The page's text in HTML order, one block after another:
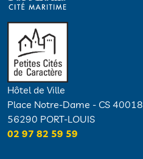
Hôtel de Ville
Place Notre-Dame - CS 40018
56290 PORT-LOUIS
02 97 82 59 59